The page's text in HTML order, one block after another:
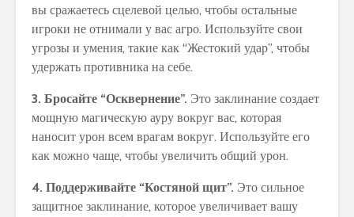
вы сражаетесь сцелевой целью, чтобы остальные
игроки не отнимали у вас агро. Используйте свои
угрозы и умения, такие как “Жестокий удар”, чтобы
удержать противника на себе.
3. Бросайте “Осквернение”. Это заклинание создает
мощную магическую ауру вокруг вас, которая
наносит урон всем врагам вокруг. Используйте его
как можно чаще, чтобы увеличить общий урон.
4. Поддерживайте “Костяной щит”. Это сильное
защитное заклинание, которое увеличивает вашу